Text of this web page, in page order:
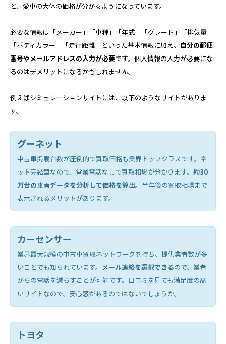
と、愛車の大体の価格が分かるようになっています。
必要な情報は「メーカー」「車種」「年式」「グレード」「排気量」
「ボディカラー」「走行距離」といった基本情報に加え、 自分の郵便
番号やメールアドレスの入力が必要です。個人情報の入力が必要にな
るのはデメリットになるかもしれません。
例えばシミュレーションサイトには、以下のようなサイトがありま
す。
グーネット
中古車掲載台数が圧倒的で買取価格も業界トップクラスです。ネ
ット完結型なので、営業電話なしで買取相場が分かります。 約30
万台の車両データを分析して価格を算出。 半年後の買取相場まで
表示されるメリットがあります。
カーセンサー
業界最大規模の中古車買取ネットワークを持ち、提供業者数が多
いことでも知られています。 メール連絡を選択できるので、業者
からの電話を減らすことが可能です。口コミを見ても満足度の高
いサイトなので、安心感があるのではないでしょうか。
トヨタ